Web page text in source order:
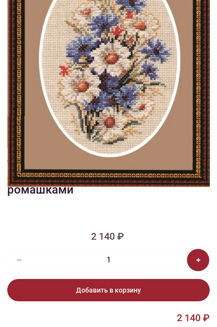
1/2
Изображения и цвет представленного товара могут незначительно
отличаться от оригинала продукции, взависимости от разрешения и
настроек вашего монитора, а также условий освещения при съемке
Вышивка Б-009 Бутоньерка с
ромашками
2 140 ₽
Добавить в корзину
2 140 ₽